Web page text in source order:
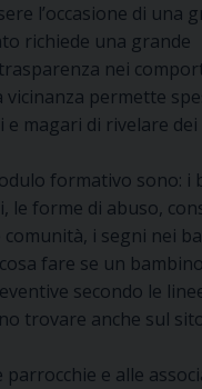
l’occasione di una
richiede una grande
nei
permette
magari di rivelare dei
formativo sono: i
le forme di abuso,
comunità, i segni nei
fare se un
secondo le
trovare anche sul
parrocchie e alle